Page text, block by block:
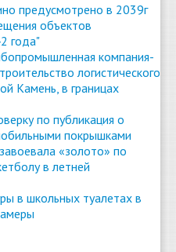
предусмотрено в 2039г
объектов
года"
компания-
логистического
Камень, в границах
по публикация о
покрышками
«золото» по
в летней
в школьных туалетах в